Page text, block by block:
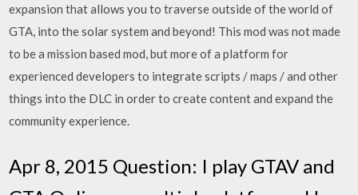
expansion that allows you to traverse outside of the world of
GTA, into the solar system and beyond! This mod was not made
to be a mission based mod, but more of a platform for
experienced developers to integrate scripts / maps / and other
things into the DLC in order to create content and expand the
community experience.
Apr 8, 2015 Question: I play GTAV and